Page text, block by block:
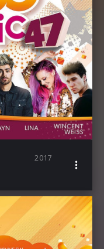
2017